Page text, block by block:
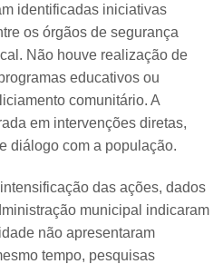
identificadas iniciativas
os órgãos de segurança
Não houve realização de
educativos ou
comunitário. A
em intervenções diretas,
diálogo com a população.
das ações, dados
municipal indicaram
não apresentaram
tempo, pesquisas